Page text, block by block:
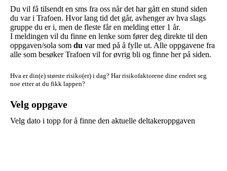
Du vil få tilsendt en sms fra oss når det har gått en stund siden
du var i Trafoen. Hvor lang tid det går, avhenger av hva slags
gruppe du er i, men de fleste får en melding etter 1 år.
I meldingen vil du finne en lenke som fører deg direkte til den
oppgaven/sola som du var med på å fylle ut. Alle oppgavene fra
alle som besøker Trafoen vil for øvrig bli og finne her på siden.
Hva er din(e) største risiko(er) i dag? Har risikofaktorene dine endret seg
noe etter at du fikk lappen?
Velg oppgave
Velg dato i topp for å finne den aktuelle deltakeroppgaven